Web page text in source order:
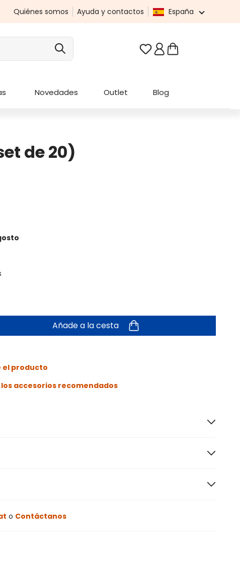
Quiénes somos Ayuda y contactos España
Tienes 0 artículos en
Novedades Outlet Blog
de 20)
Añade a la cesta
el producto
accesorios recomendados
o Contáctanos